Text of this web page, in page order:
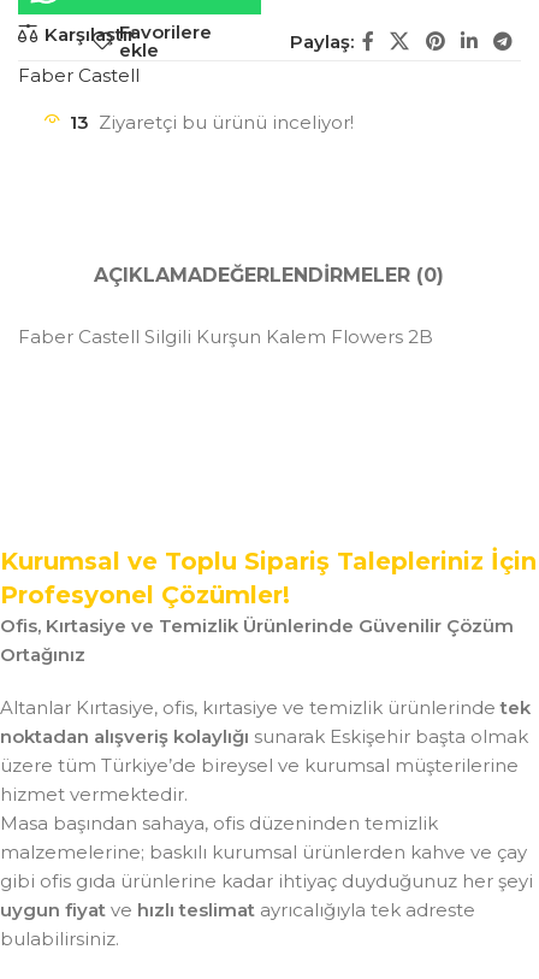
KarşılaştırFavorilere
ekle
Paylaş:
Faber Castell
13 Ziyaretçi bu ürünü inceliyor!
AÇIKLAMADEĞERLENDIRMELER (0)
Faber Castell Silgili Kurşun Kalem Flowers 2B
Kurumsal ve Toplu Sipariş Talepleriniz İçin
Profesyonel Çözümler!
Ofis, Kırtasiye ve Temizlik Ürünlerinde Güvenilir Çözüm
Ortağınız
Altanlar Kırtasiye, ofis, kırtasiye ve temizlik ürünlerindetek
noktadan alışveriş kolaylığı sunarak Eskişehir başta olmak
üzere tüm Türkiye’de bireysel ve kurumsal müşterilerine
hizmet vermektedir.
Masa başından sahaya, ofis düzeninden temizlik
malzemelerine; baskılı kurumsal ürünlerden kahve ve çay
gibi ofis gıda ürünlerine kadar ihtiyaç duyduğunuz her şeyi
uygun fiyat ve hızlı teslimat ayrıcalığıyla tek adreste
bulabilirsiniz.